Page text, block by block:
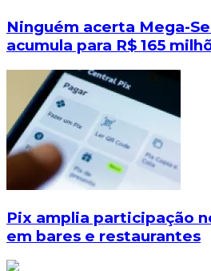
Ninguém acerta Mega-
acumula para R$ 165
Pix amplia participação
em bares e restaurantes